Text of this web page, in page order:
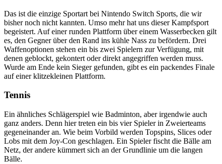
Das ist die einzige Sportart bei Nintendo Switch Sports, die wir
bisher noch nicht kannten. Umso mehr hat uns dieser Kampfsport
begeistert. Auf einer runden Plattform über einem Wasserbecken gilt
es, den Gegner über den Rand ins kühle Nass zu befördern. Drei
Waffenoptionen stehen ein bis zwei Spielern zur Verfügung, mit
denen geblockt, gekontert oder direkt angegriffen werden muss.
Wurde am Ende kein Sieger gefunden, gibt es ein packendes Finale
auf einer klitzekleinen Plattform.
Tennis
Ein ähnliches Schlägerspiel wie Badminton, aber irgendwie auch
ganz anders. Denn hier treten ein bis vier Spieler in Zweierteams
gegeneinander an. Wie beim Vorbild werden Topspins, Slices oder
Lobs mit dem Joy-Con geschlagen. Ein Spieler fischt die Bälle am
Netz, der andere kümmert sich an der Grundlinie um die langen
Bälle.